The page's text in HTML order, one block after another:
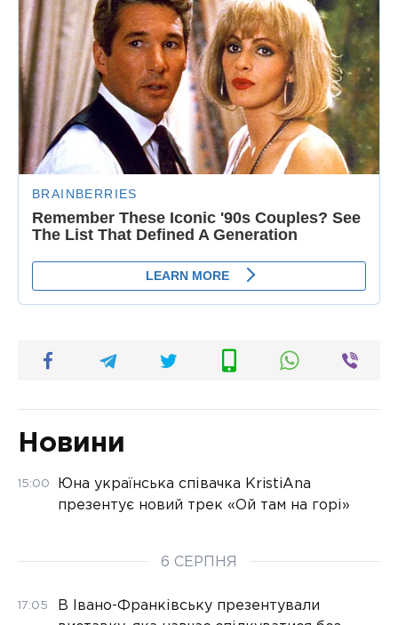
Новини
15:00
Юна українська співачка KristiAna
презентує новий трек «Ой там на горі»
6 СЕРПНЯ
17:05
В Івано-Франківську презентували